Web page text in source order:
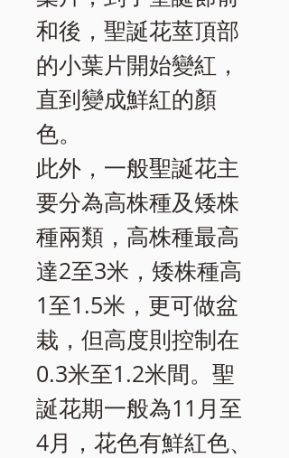
和後，聖誕花莖頂部
的小葉片開始變紅，
直到變成鮮紅的顏
色。
此外，一般聖誕花主
要分為高株種及矮株
種兩類，高株種最高
達2至3米，矮株種高
1至1.5米，更可做盆
栽，但高度則控制在
0.3米至1.2米間。聖
誕花期一般為11月至
4月，花色有鮮紅色、